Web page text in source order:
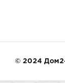
© 2024